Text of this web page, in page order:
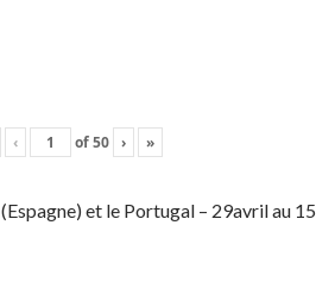
‹ of50 › »
et le Portugal – 29avril au 15